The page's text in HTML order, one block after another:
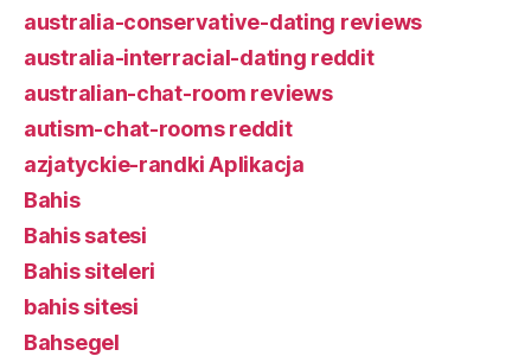
australia-conservative-dating reviews
australia-interracial-dating reddit
australian-chat-room reviews
autism-chat-rooms reddit
azjatyckie-randki Aplikacja
Bahis
Bahis satesi
Bahis siteleri
bahis sitesi
Bahsegel